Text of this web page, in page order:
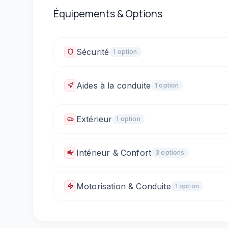
Équipements & Options
Sécurité 1 option
Fixations ISOFIX
Aides à la conduite 1 option
Limiteur de vitesse
Extérieur 1 option
Rétroviseurs électriques
Intérieur & Confort 3 options
Climatisation automatique
Motorisation & Conduite 1 option